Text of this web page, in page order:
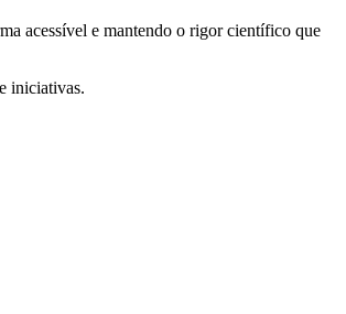
acessível e mantendo o rigor científico que
iniciativas.